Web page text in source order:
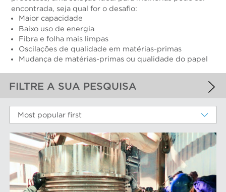
encontrada, seja qual for o desafio:
Maior capacidade
Baixo uso de energia
Fibra e folha mais limpas
Oscilações de qualidade em matérias-primas
Mudança de matérias-primas ou qualidade do papel
FILTRE A SUA PESQUISA
FILTROS APLICADOS
Fibras recicladas
MAIS FILTROS
COMPONENTS DE DESGASTE DE
DESEMPENHO
Most popular first